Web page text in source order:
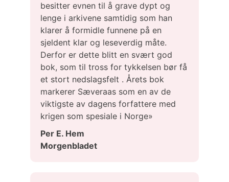
besitter evnen til å grave dypt og
lenge i arkivene samtidig som han
klarer å formidle funnene på en
sjeldent klar og leseverdig måte.
Derfor er dette blitt en svært god
bok, som til tross for tykkelsen bør få
et stort nedslagsfelt . Årets bok
markerer Sæveraas som en av de
viktigste av dagens forfattere med
krigen som spesiale i Norge»
Per E. Hem
Morgenbladet